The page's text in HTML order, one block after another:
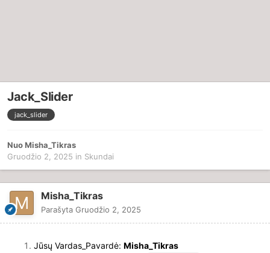
Jack_Slider
jack_slider
NuoMisha_Tikras
Gruodžio 2, 2025 in Skundai
Misha_Tikras
Parašyta Gruodžio 2, 2025
Jūsų Vardas_Pavardė: Misha_Tikras